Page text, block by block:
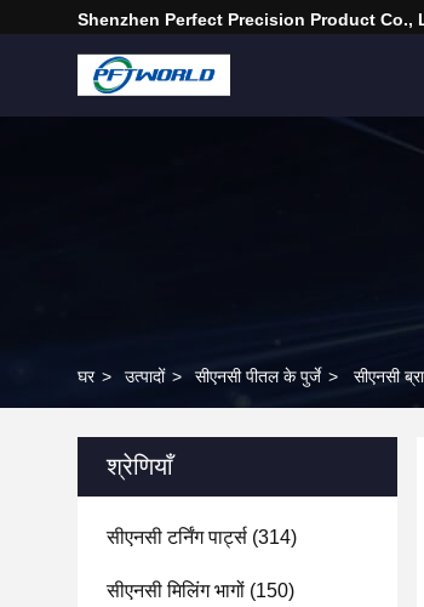
Shenzhen Perfect Precision Product Co.,
घर > उत्पादों > सीएनसी पीतल के पुर्जे > सीएनसी
श्रेणियाँ
सीएनसी टर्निंग पार्ट्स (314)
सीएनसी मिलिंग भागों (150)